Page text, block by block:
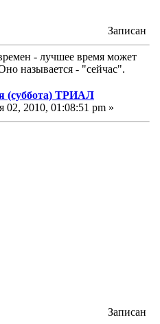
Записан
- лучшее время может
называется - "сейчас".
(суббота) ТРИАЛ
2010, 01:08:51 pm »
Записан